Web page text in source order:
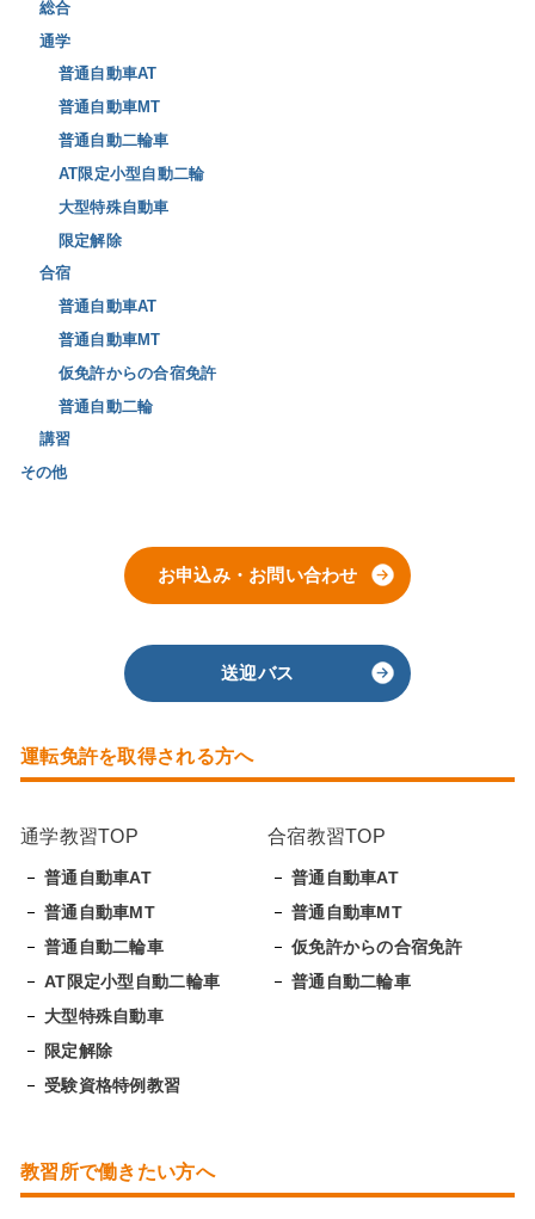
総合
通学
普通自動車AT
普通自動車MT
普通自動二輪車
AT限定小型自動二輪
大型特殊自動車
限定解除
合宿
普通自動車AT
普通自動車MT
仮免許からの合宿免許
普通自動二輪
講習
その他
お申込み・お問い合わせ
送迎バス
運転免許を取得される方へ
通学教習TOP
普通自動車AT
普通自動車MT
普通自動二輪車
AT限定小型自動二輪車
大型特殊自動車
限定解除
受験資格特例教習
合宿教習TOP
普通自動車AT
普通自動車MT
仮免許からの合宿免許
普通自動二輪車
教習所で働きたい方へ